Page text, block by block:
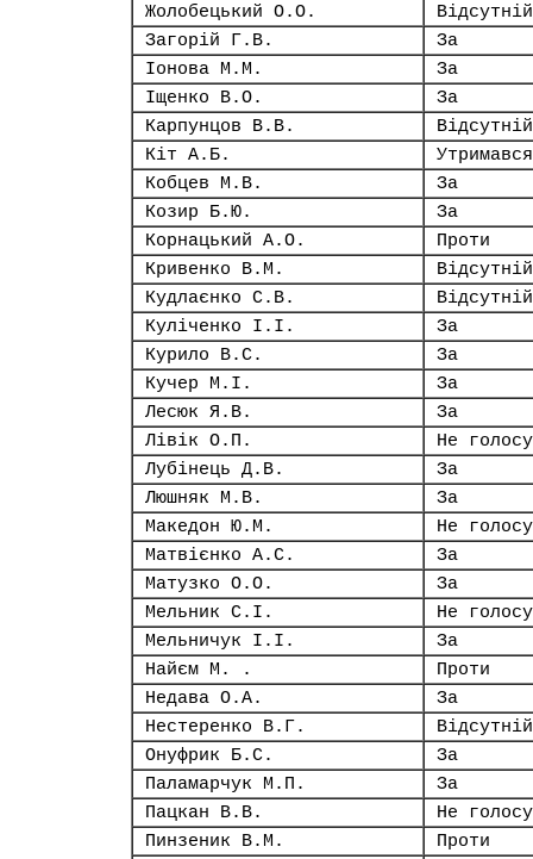
Жолобецький О.О.
Відсутній
Загорій Г.В.
За
Іонова М.М.
За
Іщенко В.О.
За
Карпунцов В.В.
Відсутній
Кіт А.Б.
Утримався
Кобцев М.В.
За
Козир Б.Ю.
За
Корнацький А.О.
Проти
Кривенко В.М.
Відсутній
Кудлаєнко С.В.
Відсутній
Куліченко І.І.
За
Курило В.С.
За
Кучер М.І.
За
Лесюк Я.В.
За
Лівік О.П.
Не
Лубінець Д.В.
За
Люшняк М.В.
За
Македон Ю.М.
Не
Матвієнко А.С.
За
Матузко О.О.
За
Мельник С.І.
Не
Мельничук І.І.
За
Найєм М. .
Проти
Недава О.А.
За
Нестеренко В.Г.
Відсутній
Онуфрик Б.С.
За
Паламарчук М.П.
За
Пацкан В.В.
Не
Пинзеник В.М.
Проти